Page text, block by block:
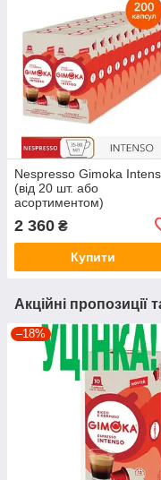
Nespresso Gimoka
(від 20 шт. або
асортиментом)
2 360 ₴
Купити
Акційні пропозиції
–18%